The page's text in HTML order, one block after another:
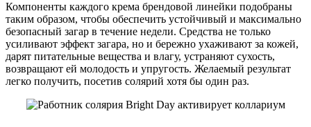
Компоненты каждого крема брендовой линейки подобраны
таким образом, чтобы обеспечить устойчивый и максимально
безопасный загар в течение недели. Средства не только
усиливают эффект загара, но и бережно ухаживают за кожей,
дарят питательные вещества и влагу, устраняют сухость,
возвращают ей молодость и упругость. Желаемый результат
легко получить, посетив солярий хотя бы один раз.